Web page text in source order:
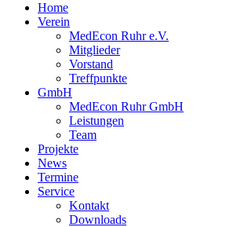
Home
Verein
MedEcon Ruhr e.V.
Mitglieder
Vorstand
Treffpunkte
GmbH
MedEcon Ruhr GmbH
Leistungen
Team
Projekte
News
Termine
Service
Kontakt
Downloads